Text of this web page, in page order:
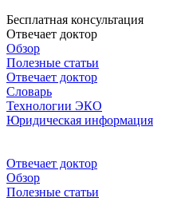
Бесплатная консультация
Отвечает доктор
Обзор
Полезные статьи
Отвечает доктор
Словарь
Технологии ЭКО
Юридическая информация
Отвечает доктор
Обзор
Полезные статьи